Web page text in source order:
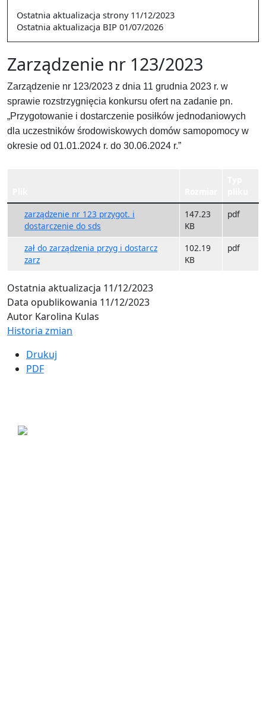
Zarządzenie nr 123/2023
Zarządzenie nr 123/2023 z dnia 11 grudnia 2023 r. w
sprawie rozstrzygnięcia konkursu ofert na zadanie pn.
„Przygotowanie i dostarczenie posiłków jednodaniowych
dla uczestników środowiskowych domów samopomocy w
okresie od 01.01.2024 r. do 30.06.2024 r.”
zarządzenie nr 123 przygot. i
dostarczenie do sds
147.23
KB
pdf
zał do zarządzenia przyg i dostarcz
zarz
102.19
KB
pdf
Ostatnia aktualizacja 11/12/2023
Data opublikowania 11/12/2023
Autor Karolina Kulas
Historia zmian
Drukuj
PDF
Ostatnia aktualizacja strony 11/12/2023
Ostatnia aktualizacja BIP 01/07/2026